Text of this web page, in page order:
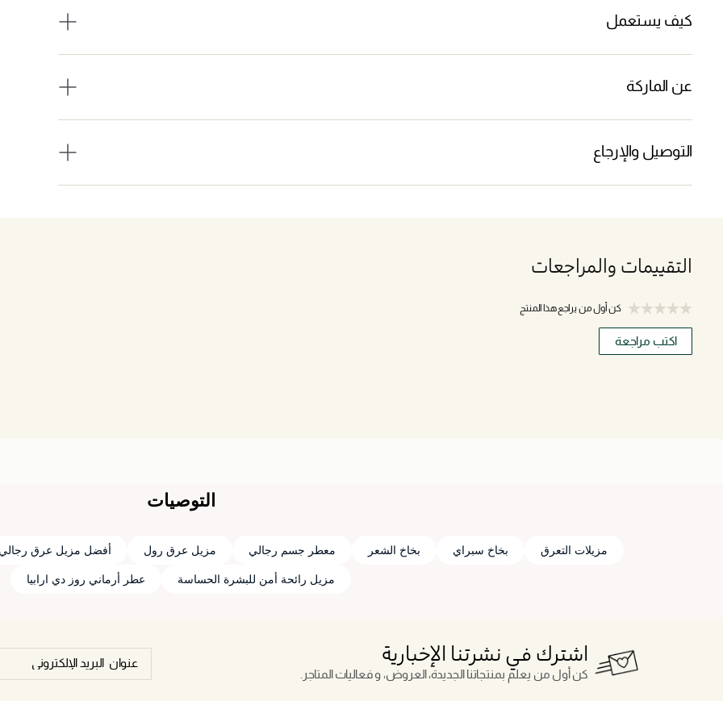
كيف يستعمل
عن الماركة
التوصيل والإرجاع
التقييمات والمراجعات
كن أول من يراجع هذا المنتج
اكتب مراجعة
التوصيات
مزيلات التعرق بخاخ سبراي بخاخ الشعر معطر جسم رجالي مزيل عرق رول أفضل مزيل عرق رجالي
مزيل رائحة أمن للبشرة الحساسة عطر أرماني روز دي ارابيا
اشترك في نشرتنا الإخبارية
كن أول من يعلم بمنتجاتنا الجديدة، العروض، و فعاليات المتاجر.